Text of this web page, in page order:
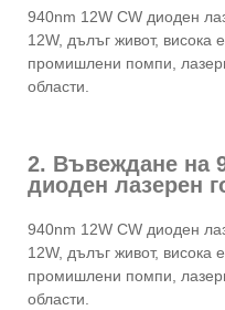
940nm 12W CW диоден
12W, дълъг живот, висока
промишлени помпи,
области.
2. Въвеждане на
диоден лазерен
940nm 12W CW диоден
12W, дълъг живот, висока
промишлени помпи,
области.